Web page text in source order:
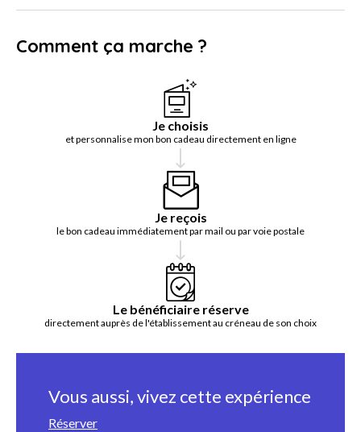
Comment ça marche ?
Je choisis
et personnalise mon bon cadeau directement en ligne
Je reçois
le bon cadeau immédiatement par mail ou par voie postale
Le bénéficiaire réserve
directement auprès de l'établissement au créneau de son choix
Vous aussi, vivez cette expérience
Réserver